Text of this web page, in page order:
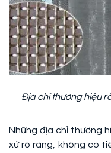
Địa chỉ thương hiệu
Những địa chỉ thương
xứ rõ ràng, không có